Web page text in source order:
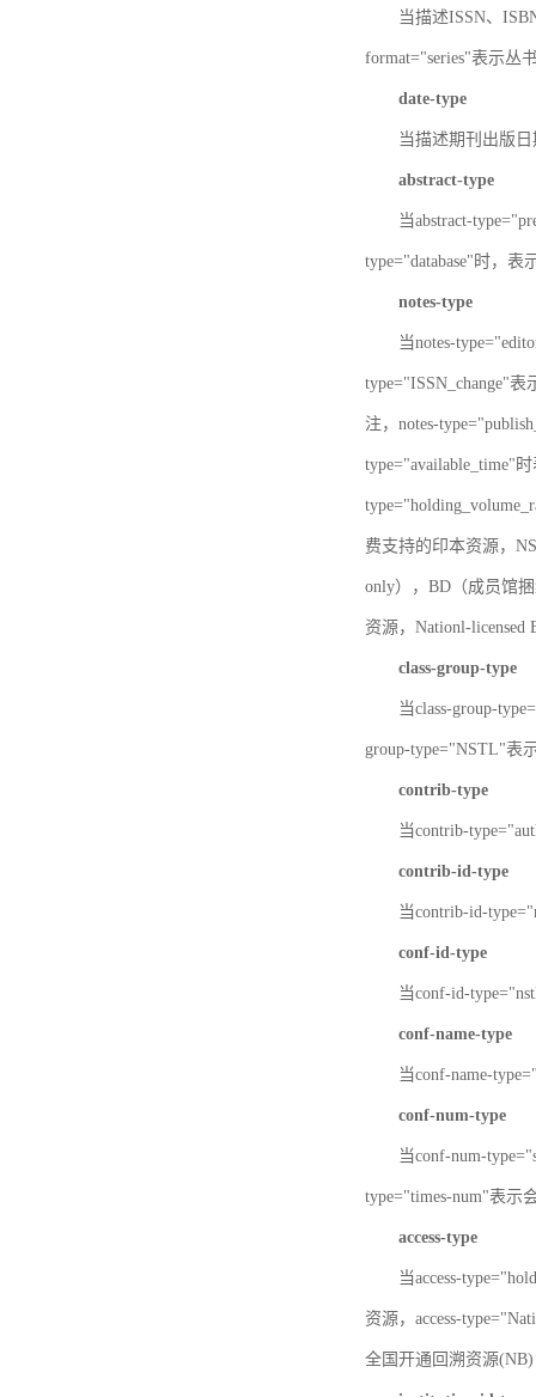
当描述ISSN、
format="series"表示丛
date-type
当描述期刊出版日
abstract-type
当abstract-
type="database"时，表
notes-type
当notes-
type="ISSN_change"
注，notes-
type="available_time"
费支持的印本资源，
only），BD（成员馆
资源，Nationl-licensed
class-group-type
当class-group-
group-type="NSTL"表
contrib-type
当contrib-
contrib-id-type
当contrib-id-
conf-id-type
当conf-id-
conf-name-type
当conf-name-
conf-num-type
当conf-num-
type="times-num"表示
access-type
当access-
资源，access-
全国开通回溯资源(NB)